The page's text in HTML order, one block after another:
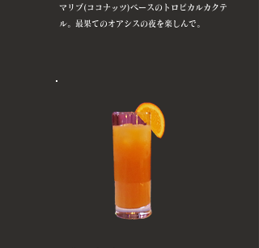
マリブ(ココナッツ)ベースのトロピカルカクテ
ル。最果てのオアシスの夜を楽しんで。